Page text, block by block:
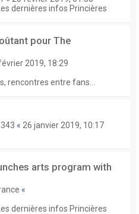
dernières infos Princières
pour The
2019, 18:29
rencontres entre fans...
« 26 janvier 2019, 10:17
arts program with
«
dernières infos Princières